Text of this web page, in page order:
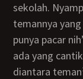
sekolah.
temannya
punya pacar
ada yang
diantara